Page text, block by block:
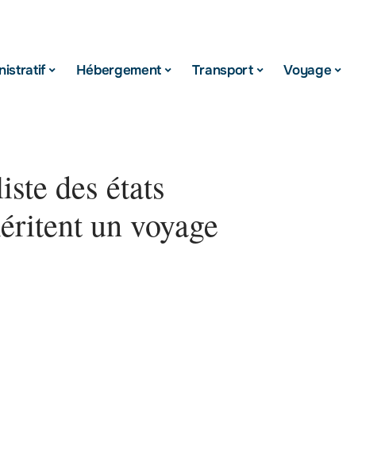
Hébergement Transport Voyage
des états
un voyage